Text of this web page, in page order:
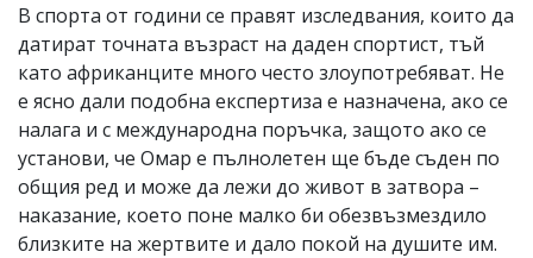
В спорта от години се правят изследвания, които да
датират точната възраст на даден спортист, тъй
като африканците много често злоупотребяват. Не
е ясно дали подобна експертиза е назначена, ако се
налага и с международна поръчка, защото ако се
установи, че Омар е пълнолетен ще бъде съден по
общия ред и може да лежи до живот в затвора –
наказание, което поне малко би обезвъзмездило
близките на жертвите и дало покой на душите им.